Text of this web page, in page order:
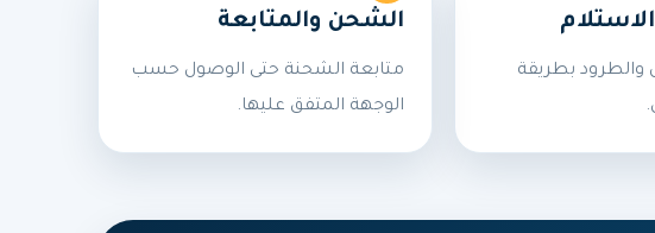
بطريقة
الشحن والمتابعة
متابعة الشحنة حتى الوصول حسب
الوجهة المتفق عليها.